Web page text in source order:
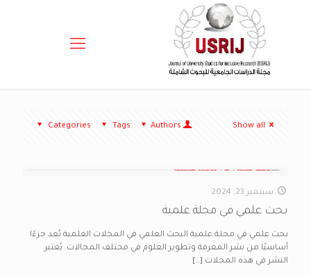
Categories Tags Authors Show all
سبتمبر 23, 2024
بحث علمي في مجلة علمية
بحث علمي في مجلة علمية البحث العلمي في المجلات العلمية يُعد جزءًا
أساسيًا من نشر المعرفة وتطوير العلوم في مختلف المجالات. يُعتبر
النشر في هذه المجلات […]